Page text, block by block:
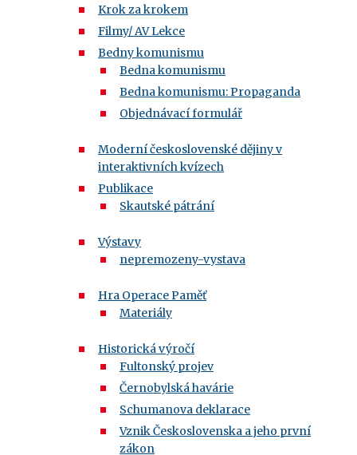
Krok za krokem
Filmy/ AV Lekce
Bedny komunismu
Bedna komunismu
Bedna komunismu: Propaganda
Objednávací formulář
Moderní československé dějiny v
interaktivních kvízech
Publikace
Skautské pátrání
Výstavy
nepremozeny-vystava
Hra Operace Paměť
Materiály
Historická výročí
Fultonský projev
Černobylská havárie
Schumanova deklarace
Vznik Československa a jeho první
zákon